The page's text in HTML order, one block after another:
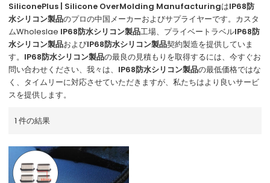
SiliconePlus | Silicone OverMolding ManufacturingはIP68防
水シリコン製品のプロの中国メーカーおよびサプライヤーです。カスタ
ムWholeslae IP68防水シリコン製品工場、プライベートラベルIP68防
水シリコン製品およびIP68防水シリコン製品契約製造を提供していま
す。 IP68防水シリコン製品の最良の見積もりを取得するには、今すぐお
問い合わせください、我々は、 IP68防水シリコン製品の最低価格ではな
く、タイムリーに対応させていただきますが、私たちはより良いサービ
スを提供します。
1 件の結果